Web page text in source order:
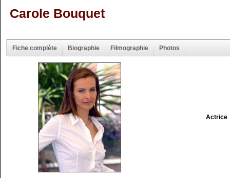
Carole Bouquet
Fiche complète Biographie Filmographie Photos
Actrice